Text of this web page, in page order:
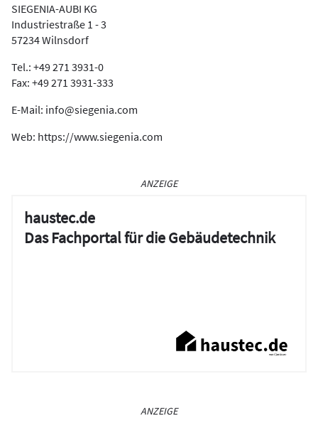
SIEGENIA-AUBI KG
Industriestraße 1 - 3
57234 Wilnsdorf
Tel.: +49 271 3931-0
Fax: +49 271 3931-333
E-Mail: info@siegenia.com
Web: https://www.siegenia.com
ANZEIGE
haustec.de
Das Fachportal für die Gebäudetechnik
ANZEIGE